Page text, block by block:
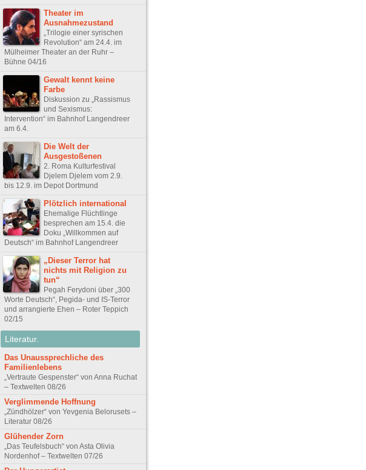
Theater im
Ausnahmezustand
„Trilogie einer syrischen
Revolution“ am 24.4. im
Mülheimer Theater an der Ruhr –
Bühne 04/16
Gewalt kennt keine
Farbe
Diskussion zu „Rassismus
und Sexismus:
Intervention“ im Bahnhof Langendreer
am 6.4.
Die Welt der
Ausgestoßenen
2. Roma Kulturfestival
Djelem Djelem vom 2.9.
bis 12.9. im Depot Dortmund
Plötzlich international
Ehemalige Flüchtlinge
besprechen am 15.4. die
Doku „Willkommen auf
Deutsch“ im Bahnhof Langendreer
„Dieser Terror hat
nichts mit Religion zu
tun“
Pegah Ferydoni über „300
Worte Deutsch“, Pegida- und IS-Terror
und arrangierte Ehen – Roter Teppich
02/15
Literatur.
Das Unaussprechliche des
Familienlebens
„Vertraute Gespenster“ von Anna Ruchat
– Textwelten 08/26
Verglimmende Hoffnung
„Zündhölzer“ von Yevgenia Belorusets –
Literatur 08/26
Glühender Zorn
„Das Teufelsbuch“ von Asta Olivia
Nordenhof – Textwelten 07/26